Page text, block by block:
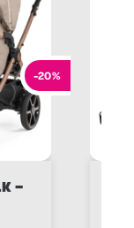
-20%
–